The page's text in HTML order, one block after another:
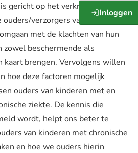
Inloggen
gericht op het verkrijgen van
ouders/verzorgers van chronisch
met de klachten van hun
beschermende als
kaart brengen. Vervolgens willen
hoe deze factoren mogelijk
ouders van kinderen met en
ziekte. De kennis die
wordt, helpt ons beter te
van kinderen met chronische
en hoe we ouders hierin